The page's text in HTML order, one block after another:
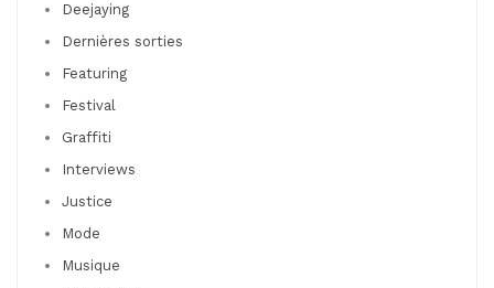
Deejaying
Dernières sorties
Featuring
Festival
Graffiti
Interviews
Justice
Mode
Musique